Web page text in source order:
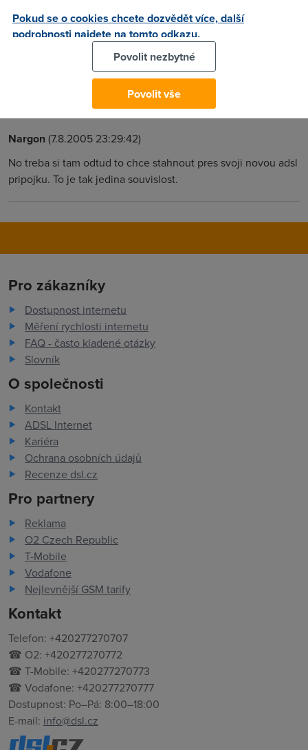
moc.
(7.8.2005 23:21:11)
To je hezké, ale co to má společného s DSL?
Nargon(7.8.2005 23:29:42)
No treba si tam odtud to chce stahnout pres svoji novou adsl
pripojku. To je tak jedina souvislost.
Pro zákazníky
Dostupnost internetu
Měření rychlosti internetu
FAQ - často kladené otázky
Slovník
O společnosti
Kontakt
ADSL Internet
Kariéra
Ochrana osobních údajů
Recenze dsl.cz
Pro partnery
Reklama
O2 Czech Republic
T-Mobile
Vodafone
Nejlevnější GSM tarify
Kontakt
Telefon: +420277270707
☎ O2: +420277270772
☎ T-Mobile: +420277270773
☎ Vodafone: +420277270777
Dostupnost: Po–Pá: 8:00–18:00
E-mail: info@dsl.cz
Pokud se o cookies chcete dozvědět více, další
podrobnosti najdete na tomto odkazu.
Povolit nezbytné
Povolit vše